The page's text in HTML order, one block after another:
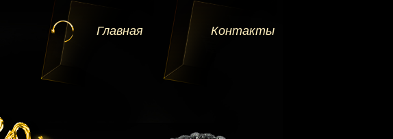
Главная Контакты